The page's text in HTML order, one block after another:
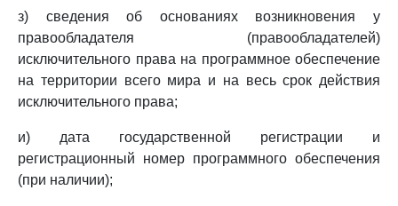
з) сведения об основаниях возникновения у
правообладателя (правообладателей)
исключительного права на программное обеспечение
на территории всего мира и на весь срок действия
исключительного права;
и) дата государственной регистрации и
регистрационный номер программного обеспечения
(при наличии);